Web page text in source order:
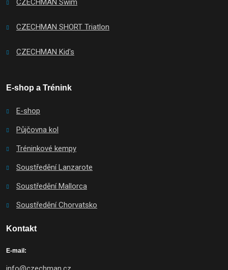
CZECHMAN Swim
CZECHMAN SHORT Triatlon
CZECHMAN Kid's
E-shop a Trénink
E-shop
Půjčovna kol
Tréninkové kempy
Soustředění Lanzarote
Soustředění Mallorca
Soustředění Chorvatsko
Kontakt
E-mail: